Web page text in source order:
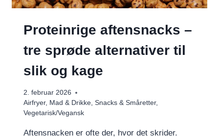
Proteinrige aftensnacks –
tre sprøde alternativer til
slik og kage
2. februar 2026
Airfryer, Mad & Drikke, Snacks & Småretter,
Vegetarisk/Vegansk
Aftensnacken er ofte der, hvor det skrider.